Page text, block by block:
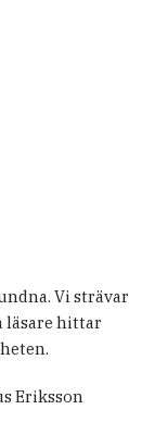
Vi strävar
läsare hittar
Eriksson